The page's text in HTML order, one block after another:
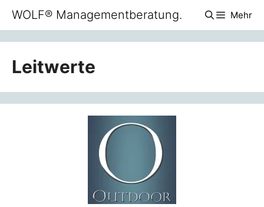
Zum
Inhalt
springen
WOLF® Managementberatung. Mehr
Leitwerte